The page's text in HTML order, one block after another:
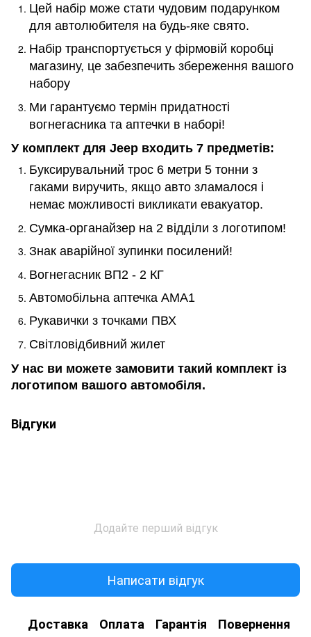
Цей набір може стати чудовим подарунком
для автолюбителя на будь-яке свято.
Набір транспортується у фірмовій коробці
магазину, це забезпечить збереження вашого
набору
Ми гарантуємо термін придатності
вогнегасника та аптечки в наборі!
У комплект для Jeep входить 7 предметів:
Буксирувальний трос 6 метри 5 тонни з
гаками виручить, якщо авто зламалося і
немає можливості викликати евакуатор.
Сумка-органайзер на 2 відділи з логотипом!
Знак аварійної зупинки посилений!
Вогнегасник ВП2 - 2 КГ
Автомобільна аптечка AMA1
Рукавички з точками ПВХ
Світловідбивний жилет
У нас ви можете замовити такий комплект із
логотипом вашого автомобіля.
Відгуки
Додайте перший відгук
Написати відгук
Доставка Оплата Гарантія Повернення